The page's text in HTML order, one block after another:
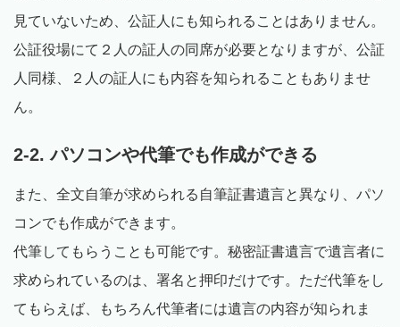
見ていないため、公証人にも知られることはありません。
公証役場にて２人の証人の同席が必要となりますが、公証
人同様、２人の証人にも内容を知られることもありませ
ん。
2-2. パソコンや代筆でも作成ができる
また、全文自筆が求められる自筆証書遺言と異なり、パソ
コンでも作成ができます。
代筆してもらうことも可能です。秘密証書遺言で遺言者に
求められているのは、署名と押印だけです。ただ代筆をし
てもらえば、もちろん代筆者には遺言の内容が知られま